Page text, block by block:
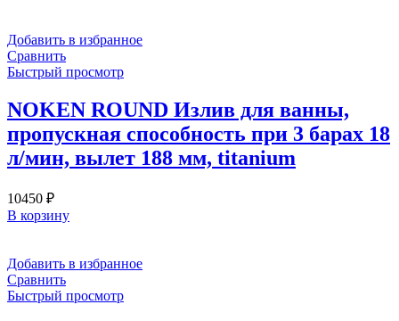
Добавить в избранное
Сравнить
Быстрый просмотр
NOKEN ROUND Излив для ванны,
пропускная способность при 3 барах 18
л/мин, вылет 188 мм, titanium
10450 ₽
В корзину
Добавить в избранное
Сравнить
Быстрый просмотр